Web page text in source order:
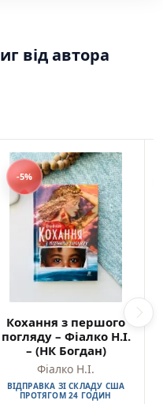
від автора
-5%
Кохання з першого
погляду – Фіалко Н.І.
– (НК Богдан)
Фіалко Н.І.
ВІДПРАВКА ЗІ СКЛАДУ США
ПРОТЯГОМ 24 ГОДИН